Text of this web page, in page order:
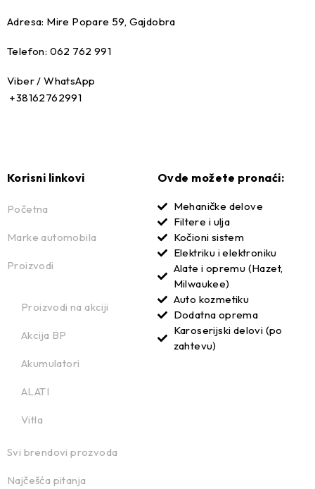
Adresa: Mire Popare 59, Gajdobra
Telefon: 062 762 991
Viber / WhatsApp
+38162762991
Korisni linkovi
Početna
Marke automobila
Proizvodi
Proizvodi na akciji
Akcija BP
Akumulatori
ALATI
Vitla
Svi brendovi prozvoda
Najčešća pitanja
Ovde možete pronaći:
Mehaničke delove
Filtere i ulja
Kočioni sistem
Elektriku i elektroniku
Alate i opremu (Hazet,
Milwaukee)
Auto kozmetiku
Dodatna oprema
Karoserijski delovi (po
zahtevu)